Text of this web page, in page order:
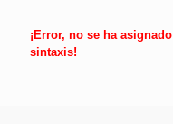
¡Error, no se ha
sintaxis!